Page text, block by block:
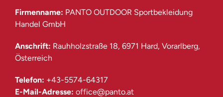
Unternehmen
Firmenname: PANTO OUTDOOR Sportbekleidung
Handel GmbH
Anschrift: Rauhholzstraße 18, 6971 Hard, Vorarlberg,
Österreich
Telefon: +43-5574-64317
E-Mail-Adresse: office@panto.at